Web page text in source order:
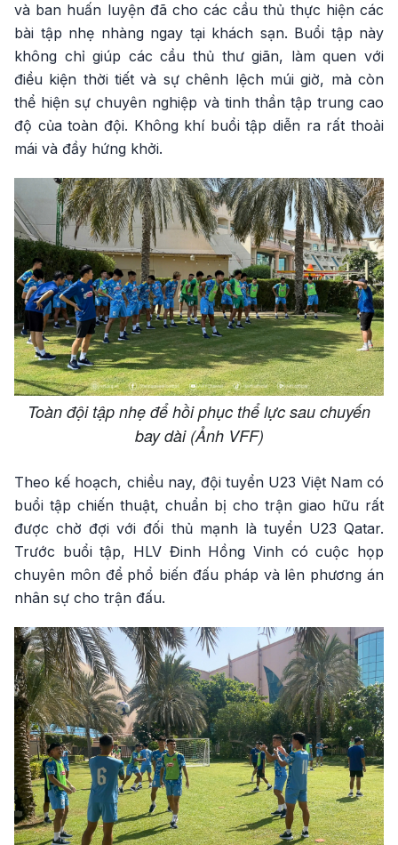
và ban huấn luyện đã cho các cầu thủ thực hiện các
bài tập nhẹ nhàng ngay tại khách sạn. Buổi tập này
không chỉ giúp các cầu thủ thư giãn, làm quen với
điều kiện thời tiết và sự chênh lệch múi giờ, mà còn
thể hiện sự chuyên nghiệp và tinh thần tập trung cao
độ của toàn đội. Không khí buổi tập diễn ra rất thoải
mái và đầy hứng khởi.
Toàn đội tập nhẹ để hồi phục thể lực sau chuyến
bay dài (Ảnh VFF)
Theo kế hoạch, chiều nay, đội tuyển U23 Việt Nam có
buổi tập chiến thuật, chuẩn bị cho trận giao hữu rất
được chờ đợi với đối thủ mạnh là tuyển U23 Qatar.
Trước buổi tập, HLV Đinh Hồng Vinh có cuộc họp
chuyên môn để phổ biến đấu pháp và lên phương án
nhân sự cho trận đấu.